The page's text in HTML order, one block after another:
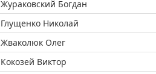
Жураковский Богдан
Глущенко Николай
Жваколюк Олег
Кокозей Виктор